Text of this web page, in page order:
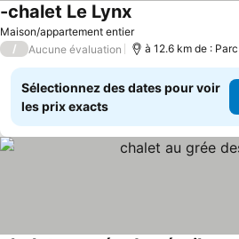
Maison/appartement entier
-chalet Le Lynx
/ Aucune évaluation
Sélectionnez des dates pour voir
les prix exacts